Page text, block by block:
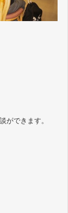
ができます。